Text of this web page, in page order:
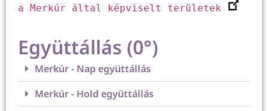
a Merkúr által képviselt területek
Együttállás (0°)
Merkúr - Nap együttállás
Merkúr - Hold együttállás